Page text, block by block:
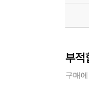
상
세계
말하
부적
구매